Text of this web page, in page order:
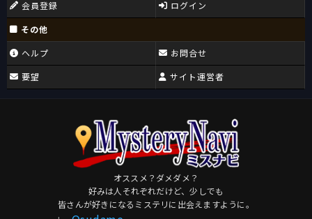
会員登録
ログイン
その他
ヘルプ
要望
お問合せ
サイト運営者
オススメ？ダメダメ？
好みは人それぞれだけど、少しでも
皆さんが好きになるミステリに出会えますように。